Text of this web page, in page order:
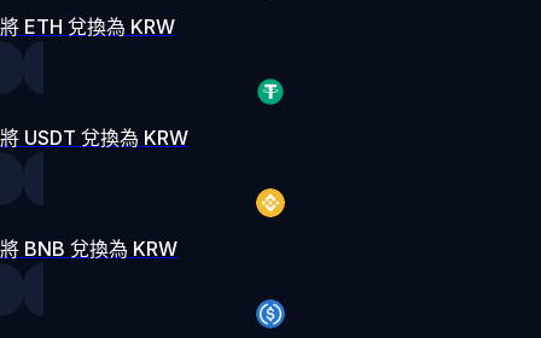
將 ETH 兌換為 KRW
將 USDT 兌換為 KRW
將 BNB 兌換為 KRW